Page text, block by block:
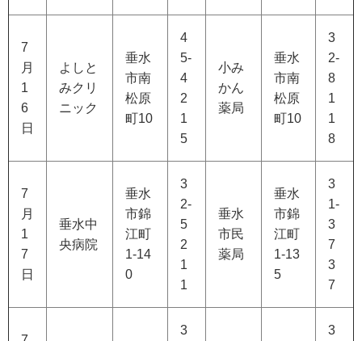
7
月
1
6
日
よしと
みクリ
ニック
垂水
市南
松原
町10
4
5-
4
2
1
5
小み
かん
薬局
垂水
市南
松原
町10
3
2-
8
1
1
8
7
月
1
7
日
垂水中
央病院
垂水
市錦
江町
1-14
0
3
2-
5
2
1
1
垂水
市民
薬局
垂水
市錦
江町
1-13
5
3
1-
3
7
3
7
3
3